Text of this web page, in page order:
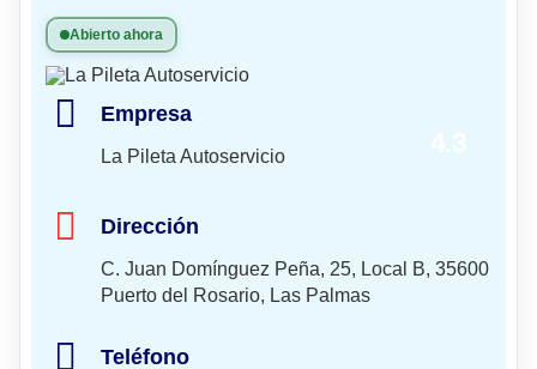
Abierto ahora
Empresa
La Pileta Autoservicio
Dirección
C. Juan Domínguez Peña, 25, Local B, 35600
Puerto del Rosario, Las Palmas
Teléfono